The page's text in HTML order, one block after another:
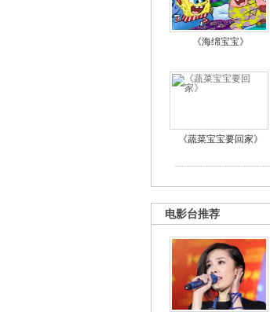
《海绵宝宝》
《蔬菜宝宝要回家》
电影台推荐